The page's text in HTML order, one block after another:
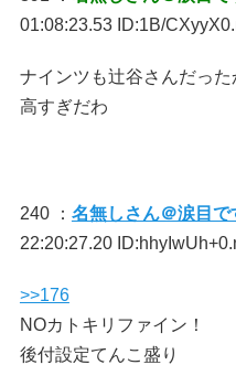
01:08:23.53 ID:1B/
ナインツも辻谷さんだっ
高すぎだわ
240 ： 名無しさん＠涙目で
22:20:27.20
>>176
NOカトキリファイン！
後付設定てんこ盛り